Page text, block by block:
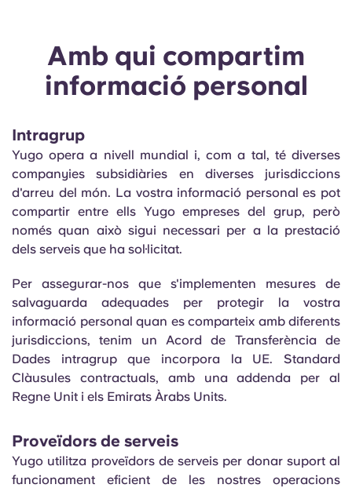
Amb qui compartim
informació personal
Intragrup
Yugo opera a nivell mundial i, com a tal, té diverses
companyies subsidiàries en diverses jurisdiccions
d'arreu del món. La vostra informació personal es pot
compartir entre ells Yugo empreses del grup, però
només quan això sigui necessari per a la prestació
dels serveis que ha sol·licitat.
Per assegurar-nos que s'implementen mesures de
salvaguarda adequades per protegir la vostra
informació personal quan es comparteix amb diferents
jurisdiccions, tenim un Acord de Transferència de
Dades intragrup que incorpora la UE. Standard
Clàusules contractuals, amb una addenda per al
Regne Unit i els Emirats Àrabs Units.
Proveïdors de serveis
Yugo utilitza proveïdors de serveis per donar suport al
funcionament eficient de les nostres operacions